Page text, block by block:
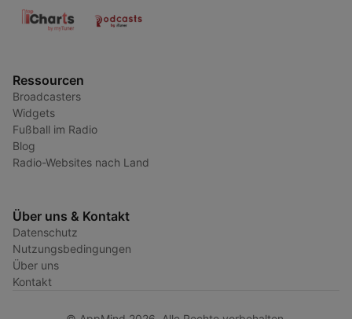
Ressourcen
Broadcasters
Widgets
Fußball im Radio
Blog
Radio-Websites nach Land
Über uns & Kontakt
Datenschutz
Nutzungsbedingungen
Über uns
Kontakt